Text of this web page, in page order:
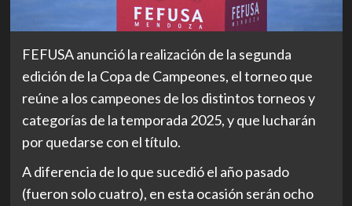
FEFUSA anunció la realización de la segunda
edición de la Copa de Campeones, el torneo que
reúne a los campeones de los distintos torneos y
categorías de la temporada 2025, y que lucharán
por quedarse con el título.
A diferencia de lo que sucedió el año pasado
(fueron solo cuatro), en esta ocasión serán ocho